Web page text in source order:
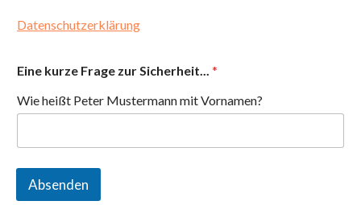
Datenschutzerklärung
Eine kurze Frage zur Sicherheit... *
Wie heißt Peter Mustermann mit Vornamen?
Absenden